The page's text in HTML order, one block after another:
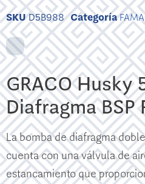
SKUD5B988 Categoría
GRACO Husky
Diafragma BSP
La bomba de diafragma
cuenta con una válvula de
estancamiento que